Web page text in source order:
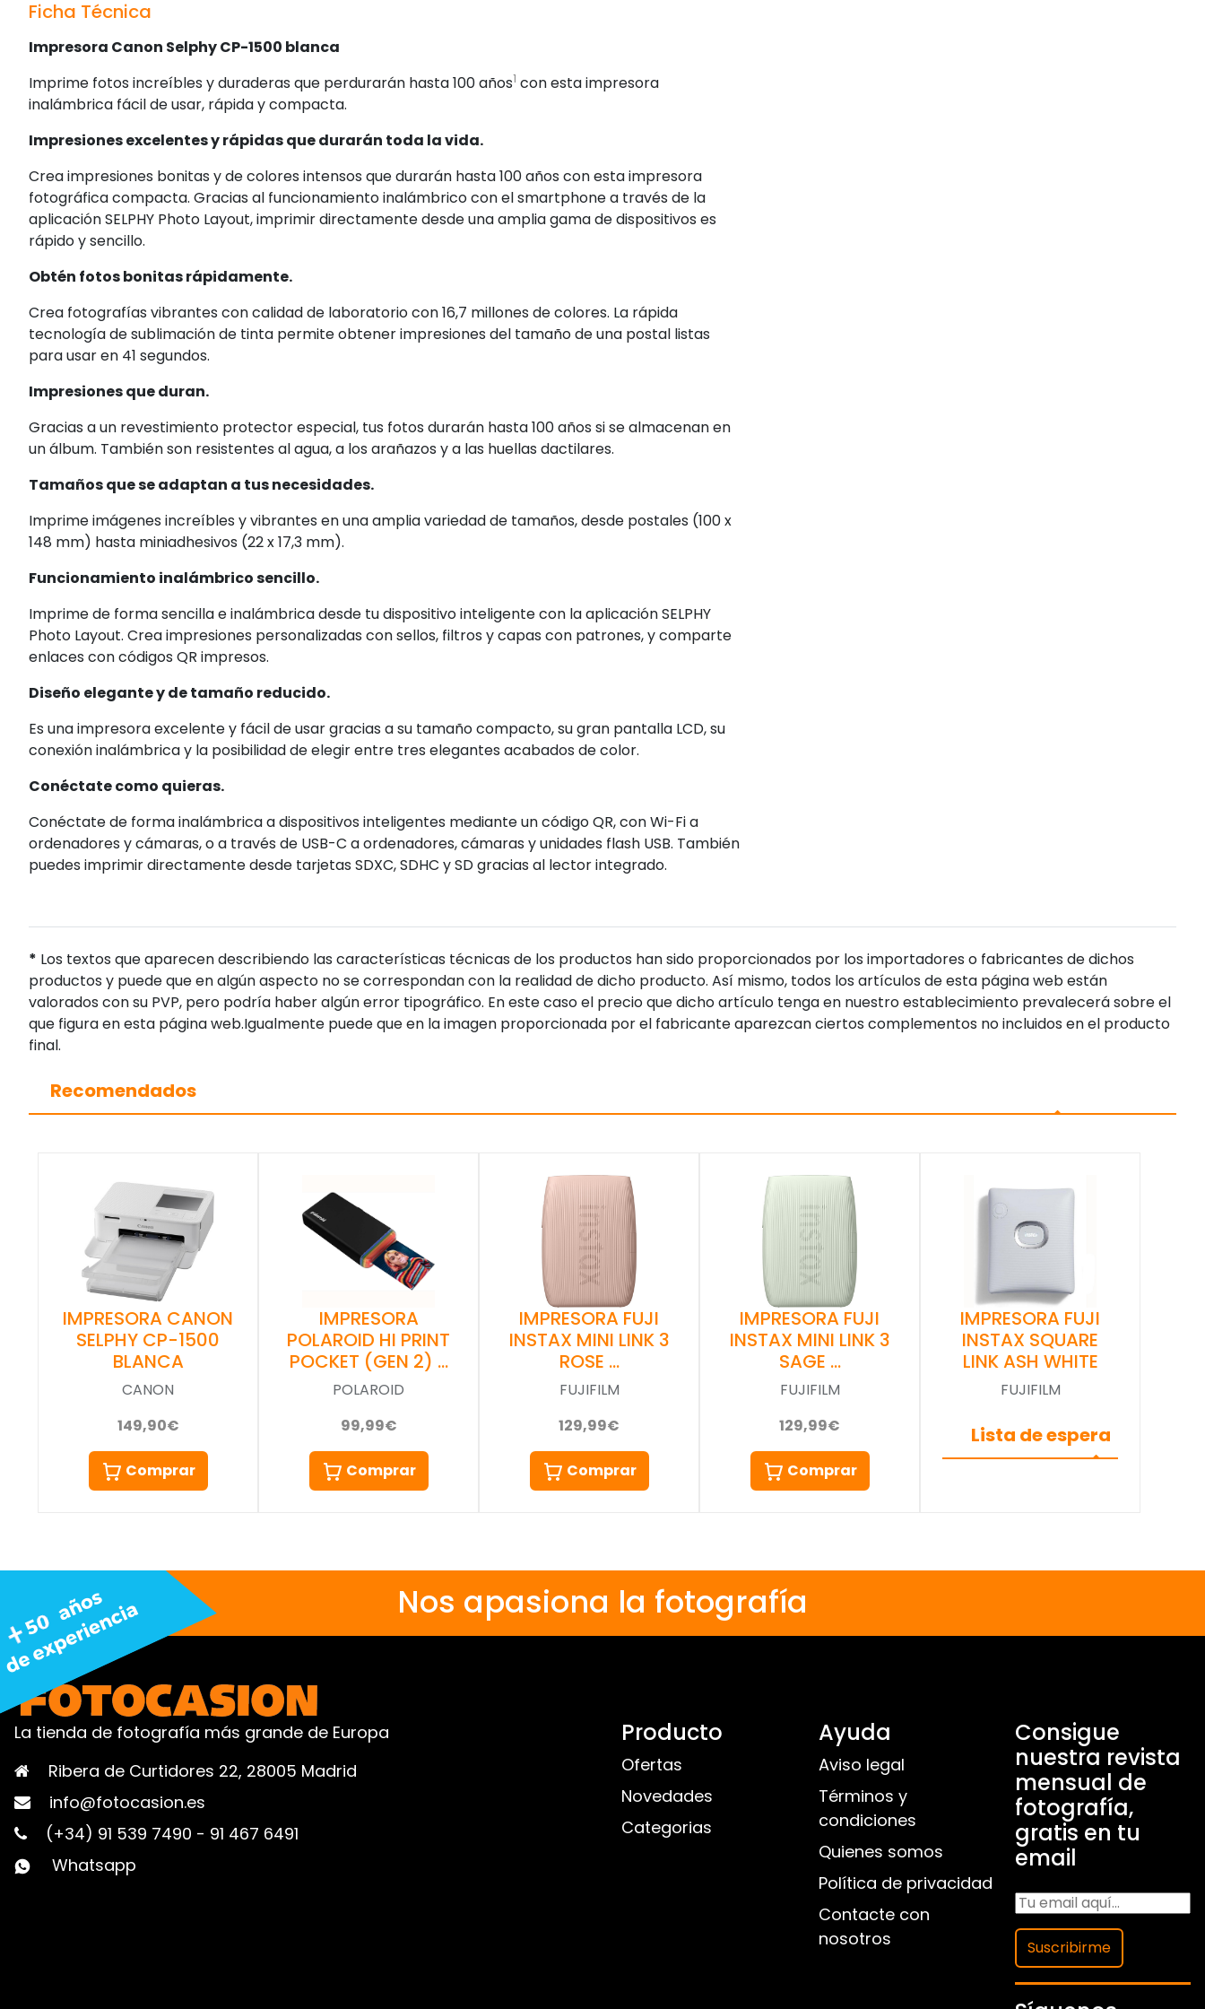
Ficha Técnica
Impresora Canon Selphy CP-1500 blanca
Imprime fotos increíbles y duraderas que perdurarán hasta 100 años1 con esta impresora
inalámbrica fácil de usar, rápida y compacta.
Impresiones excelentes y rápidas que durarán toda la vida.
Crea impresiones bonitas y de colores intensos que durarán hasta 100 años con esta impresora
fotográfica compacta. Gracias al funcionamiento inalámbrico con el smartphone a través de la
aplicación SELPHY Photo Layout, imprimir directamente desde una amplia gama de dispositivos es
rápido y sencillo.
Obtén fotos bonitas rápidamente.
Crea fotografías vibrantes con calidad de laboratorio con 16,7 millones de colores. La rápida
tecnología de sublimación de tinta permite obtener impresiones del tamaño de una postal listas
para usar en 41 segundos.
Impresiones que duran.
Gracias a un revestimiento protector especial, tus fotos durarán hasta 100 años si se almacenan en
un álbum. También son resistentes al agua, a los arañazos y a las huellas dactilares.
Tamaños que se adaptan a tus necesidades.
Imprime imágenes increíbles y vibrantes en una amplia variedad de tamaños, desde postales (100 x
148 mm) hasta miniadhesivos (22 x 17,3 mm).
Funcionamiento inalámbrico sencillo.
Imprime de forma sencilla e inalámbrica desde tu dispositivo inteligente con la aplicación SELPHY
Photo Layout. Crea impresiones personalizadas con sellos, filtros y capas con patrones, y comparte
enlaces con códigos QR impresos.
Diseño elegante y de tamaño reducido.
Es una impresora excelente y fácil de usar gracias a su tamaño compacto, su gran pantalla LCD, su
conexión inalámbrica y la posibilidad de elegir entre tres elegantes acabados de color.
Conéctate como quieras.
Conéctate de forma inalámbrica a dispositivos inteligentes mediante un código QR, con Wi-Fi a
ordenadores y cámaras, o a través de USB-C a ordenadores, cámaras y unidades flash USB. También
puedes imprimir directamente desde tarjetas SDXC, SDHC y SD gracias al lector integrado.
* Los textos que aparecen describiendo las características técnicas de los productos han sido proporcionados por los importadores o fabricantes de dichos
productos y puede que en algún aspecto no se correspondan con la realidad de dicho producto. Así mismo, todos los artículos de esta página web están
valorados con su PVP, pero podría haber algún error tipográfico. En este caso el precio que dicho artículo tenga en nuestro establecimiento prevalecerá sobre el
que figura en esta página web.Igualmente puede que en la imagen proporcionada por el fabricante aparezcan ciertos complementos no incluidos en el producto
final.
Recomendados
IMPRESORA CANON
SELPHY CP-1500
BLANCA
CANON
149,90€
Comprar
IMPRESORA
POLAROID HI PRINT
POCKET (GEN 2) …
POLAROID
99,99€
Comprar
IMPRESORA FUJI
INSTAX MINI LINK 3
ROSE …
FUJIFILM
129,99€
Comprar
IMPRESORA FUJI
INSTAX MINI LINK 3
SAGE …
FUJIFILM
129,99€
Comprar
IMPRESORA FUJI
INSTAX SQUARE
LINK ASH WHITE
FUJIFILM
Lista de espera
Nos apasiona la fotografía
La tienda de fotografía más grande de Europa
Ribera de Curtidores 22, 28005 Madrid
info@fotocasion.es
(+34) 91 539 7490 - 91 467 6491
Whatsapp
Producto
Ofertas
Novedades
Categorias
Ayuda
Aviso legal
Términos y
condiciones
Quienes somos
Política de privacidad
Contacte con
nosotros
Consigue
nuestra revista
mensual de
fotografía,
gratis en tu
email
Suscribirme